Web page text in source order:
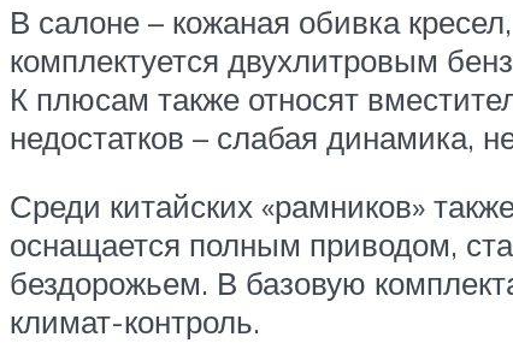
В салоне – кожаная обивка
комплектуется двухлитровым
К плюсам также относят
недостатков – слабая динамика,
Среди китайских «рамников»
оснащается полным приводом,
бездорожьем. В базовую
климат-контроль.